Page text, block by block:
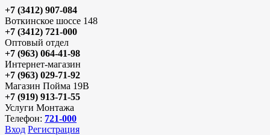
+7 (3412) 907-084
Воткинское шоссе 148
+7 (3412) 721-000
Оптовый отдел
+7 (963) 064-41-98
Интернет-магазин
+7 (963) 029-71-92
Магазин Пойма 19В
+7 (919) 913-71-55
Услуги Монтажа
Телефон: 721-000
Вход Регистрация